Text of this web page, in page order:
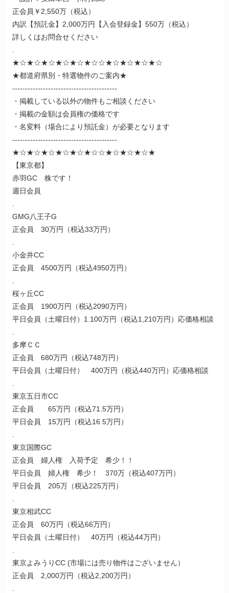
正会員￥2,550万（税込）
内訳【預託金】2,000万円【入会登録金】550万（税込）
詳しくはお問合せください
★☆★☆★☆★☆★☆★☆☆★☆★☆★☆★☆
★都道府県別・特選物件のご案内★
-----------------------------------------
・掲載している以外の物件もご相談ください
・掲載の金額は会員権の価格です
・名変料（場合により預託金）が必要となります
-----------------------------------------
★☆★☆★☆★☆★☆★☆☆★☆★☆★☆★
【東京都】
赤羽GC 株です！
週日会員
GMG八王子G
正会員 30万円（税込33万円）
小金井CC
正会員 4500万円（税込4950万円）
桜ヶ丘CC
正会員 1900万円（税込2090万円）
平日会員（土曜日付）1.100万円（税込1,210万円）応価格相談
多摩ＣＣ
正会員 680万円（税込748万円）
平日会員（土曜日付） 400万円（税込440万円）応価格相談
東京五日市CC
正会員 65万円（税込71.5万円）
平日会員 15万円（税込16.5万円）
東京国際GC
正会員 婦人権 入荷予定 希少！！
平日会員 婦人権 希少！ 370万（税込407万円）
平日会員 205万（税込225万円）
東京相武CC
正会員 60万円（税込66万円）
平日会員（土曜日付） 40万円（税込44万円）
東京よみうりCC (市場には売り物件はございません）
正会員 2,000万円（税込2,200万円）